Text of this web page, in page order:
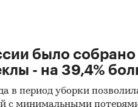
было
- на 39,4%
в период уборки
с минимальными